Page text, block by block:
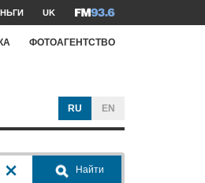
UK
ФОТОАГЕНТСТВО
RU EN
Найти